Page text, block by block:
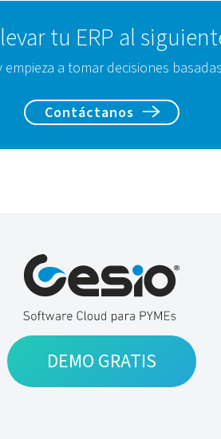
tu ERP al
empieza a tomar decisiones
Contáctanos
DEMO GRATIS